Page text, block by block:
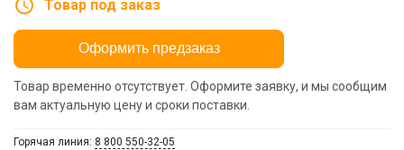
Товар под заказ
Оформить предзаказ
Товар временно отсутствует. Оформите заявку, и мы сообщим
вам актуальную цену и сроки поставки.
Горячая линия: 8 800 550-32-05